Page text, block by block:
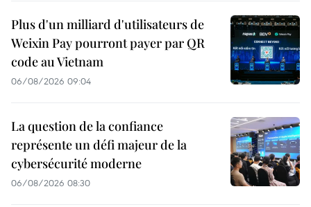
Plus d'un milliard d'utilisateurs de
Weixin Pay pourront payer par QR
code au Vietnam
06/08/2026 09:04
La question de la confiance
représente un défi majeur de la
cybersécurité moderne
06/08/2026 08:30